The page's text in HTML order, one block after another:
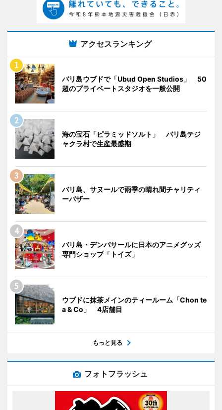
アクセスランキング
バリ島ウブドで「Ubud Open Studios」 50
超のプライベートスタジオを一般公開
海の宝石「ピラミッドソルト」 バリ島テジ
ャクラ村で生産最盛期
バリ島、サヌールで雨季の晴れ間チャリティ
ーバザー
バリ島・デンパサールに日本のアニメグッズ
専門ショップ「トイズ」
ウブドに抹茶メインのティールーム「Chon te
a & Co」 4店舗目
もっと見る
フォトフラッシュ